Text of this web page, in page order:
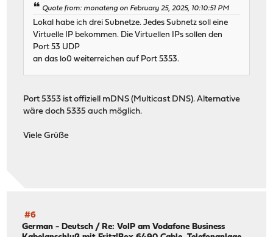
Quote from: monateng on February 25, 2025, 10:10:51 PM
Lokal habe ich drei Subnetze. Jedes Subnetz soll eine
Virtuelle IP bekommen. Die Virtuellen IPs sollen den
Port 53 UDP
an das lo0 weiterreichen auf Port 5353.
Port 5353 ist offiziell mDNS (Multicast DNS). Alternative
wäre doch 5335 auch möglich.
Viele Grüße
#6
German - Deutsch / Re: VoIP am Vodafone Business